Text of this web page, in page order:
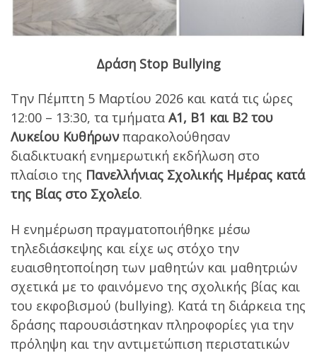
Δράση Stop Bullying
Την Πέμπτη 5 Μαρτίου 2026 και κατά τις ώρες
12:00 – 13:30, τα τμήματα Α1, Β1 και Β2 του
Λυκείου Κυθήρωνπαρακολούθησαν
διαδικτυακή ενημερωτική εκδήλωση στο
πλαίσιο της Πανελλήνιας Σχολικής Ημέρας κατά
της Βίας στο Σχολείο.
Η ενημέρωση πραγματοποιήθηκε μέσω
τηλεδιάσκεψης και είχε ως στόχο την
ευαισθητοποίηση των μαθητών και μαθητριών
σχετικά με το φαινόμενο της σχολικής βίας και
του εκφοβισμού (bullying). Κατά τη διάρκεια της
δράσης παρουσιάστηκαν πληροφορίες για την
πρόληψη και την αντιμετώπιση περιστατικών